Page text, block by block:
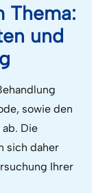
Thema:
und
sowie den
Die
sich daher
Ihrer